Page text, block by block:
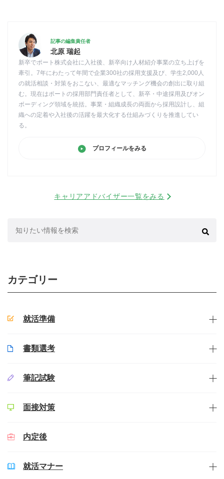
記事の編集責任者
北原 瑞起
新卒でポート株式会社に入社後、新卒向け人材紹介事業の立ち上げを
牽引。7年にわたって年間で企業300社の採用支援及び、学生2,000人
の就活相談・対策をおこない、最適なマッチング機会の創出に取り組
む。現在はポートの採用部門責任者として、新卒・中途採用及びオン
ボーディング領域を統括。事業・組織成長の両面から採用設計し、組
織への定着や入社後の活躍を最大化する仕組みづくりを推進してい
る。
プロフィールをみる
キャリアアドバイザー一覧をみる
カテゴリー
就活準備
書類選考
筆記試験
面接対策
内定後
就活マナー